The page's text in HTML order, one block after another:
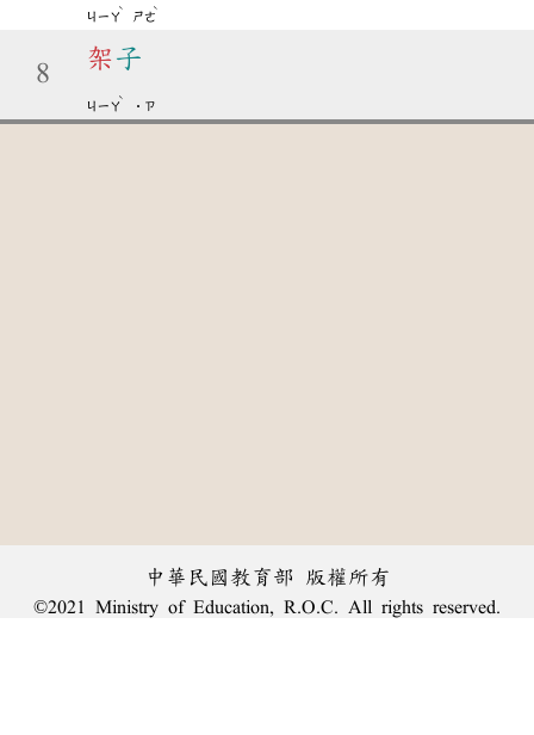
ㄐㄧㄚ
ˋ
ㄕㄜ
ˋ
8
架子
ㄐㄧㄚ
ˋ
˙ㄗ
中華民國教育部 版權所有
©2021 Ministry of Education, R.O.C. All rights reserved.